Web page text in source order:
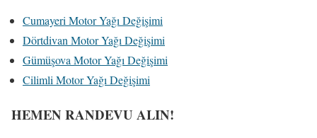
Cumayeri Motor Yağı Değişimi
Dörtdivan Motor Yağı Değişimi
Gümüşova Motor Yağı Değişimi
Cilimli Motor Yağı Değişimi
HEMEN RANDEVU ALIN!